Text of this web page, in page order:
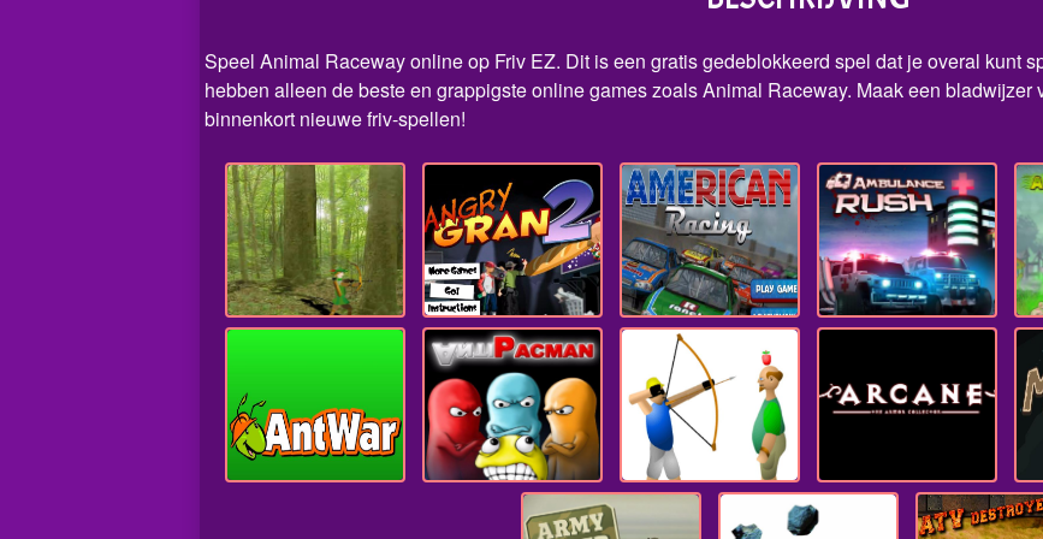
Speel Animal Raceway online op Friv EZ. Dit is een gratis gedeblokkeerd spel dat je overal kunt
hebben alleen de beste en grappigste online games zoals Animal Raceway. Maak een bladwijzer
binnenkort nieuwe friv-spellen!